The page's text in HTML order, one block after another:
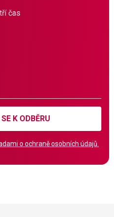
čas
K ODBĚRU
o ochraně osobních údajů.